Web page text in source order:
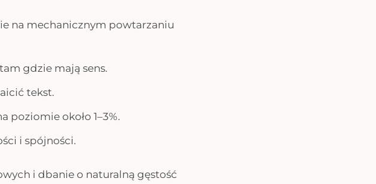
na mechanicznym powtarzaniu
gdzie mają sens.
tekst.
poziomie około 1–3%.
i spójności.
i dbanie o naturalną gęstość